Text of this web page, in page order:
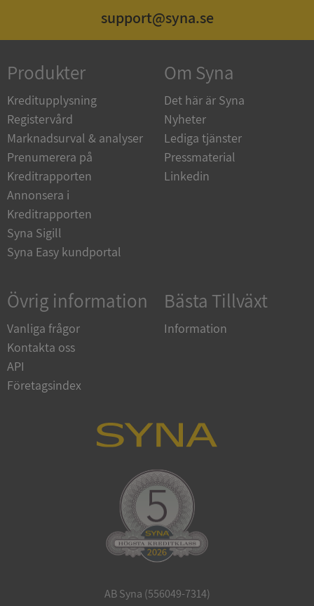
support@syna.se
Produkter
Kreditupplysning
Registervård
Marknadsurval & analyser
Prenumerera på
Kreditrapporten
Annonsera i
Kreditrapporten
Syna Sigill
Syna Easy kundportal
Om Syna
Det här är Syna
Nyheter
Lediga tjänster
Pressmaterial
Linkedin
Övrig information
Vanliga frågor
Kontakta oss
API
Företagsindex
Bästa Tillväxt
Information
AB Syna (556049-7314)
Corporation
ARRAffinity
Microsoft
.syna.se
__RequestVerificationToken
CookieScriptConsent
CookieScript
.syna.se
Google LLC
www.google.com
ASP.NET_SessionId
Microsoft